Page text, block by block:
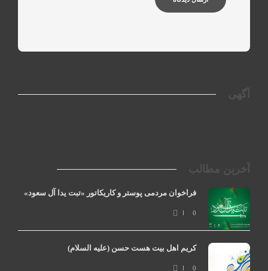
فراخوان مردمی پوستر و کاریکاتور «تبت یدا آل سعود»
0
کریم اهل بیت هست حسن (علیه السلام)
0